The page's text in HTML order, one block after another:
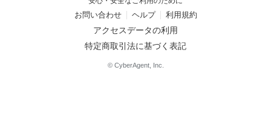
お問い合わせ ヘルプ 利用規約
アクセスデータの利用
特定商取引法に基づく表記
© CyberAgent, Inc.